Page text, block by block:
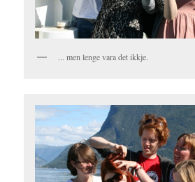
... men lenge vara det ikkje.